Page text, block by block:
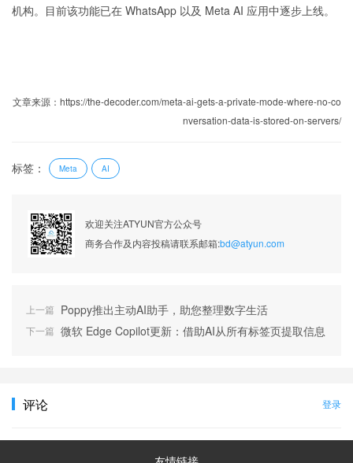
机构。目前该功能已在 WhatsApp 以及 Meta AI 应用中逐步上线。
文章来源：https://the-decoder.com/meta-ai-gets-a-private-mode-where-no-co
nversation-data-is-stored-on-servers/
标签： Meta AI
欢迎关注ATYUN官方公众号
商务合作及内容投稿请联系邮箱:bd@atyun.com
上一篇 Poppy推出主动AI助手，助您整理数字生活
下一篇 微软 Edge Copilot更新：借助AI从所有标签页提取信息
评论 登录